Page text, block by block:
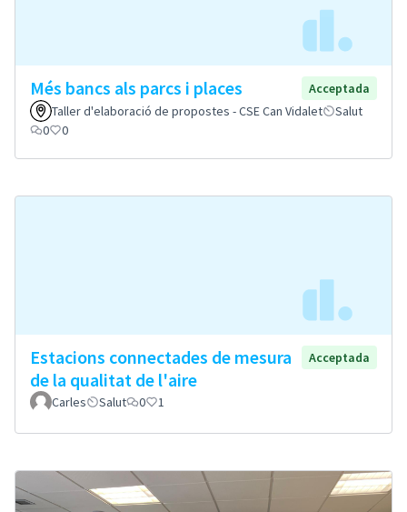
Més bancs als parcs i places
Acceptada
Taller d'elaboració de propostes - CSE Can Vidalet
Salut
0
0
Estacions connectades de mesura
de la qualitat de l'aire
Acceptada
Carles Salut 0 1